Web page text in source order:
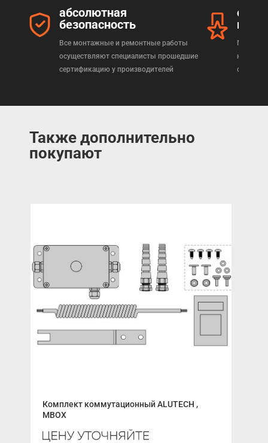
абсолютная
безопасность
Все монтажные и ремонтные работы
осуществляют специалисты прошедшие
сертификацию у производителей
Мы
Также дополнительно
покупают
Комплект коммутационный ALUTECH ,
MBOX